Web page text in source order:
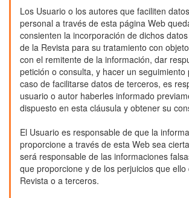
Los Usuario o los autores que faciliten
personal a través de esta página Web
consienten la incorporación de dichos
de la Revista para su tratamiento con
con el remitente de la información, dar
petición o consulta, y hacer un seguimiento
caso de facilitarse datos de terceros, es
usuario o autor haberles informado
dispuesto en esta cláusula y obtener su
El Usuario es responsable de que la
proporcione a través de esta Web sea
será responsable de las informaciones
que proporcione y de los perjuicios que ello
Revista o a terceros.